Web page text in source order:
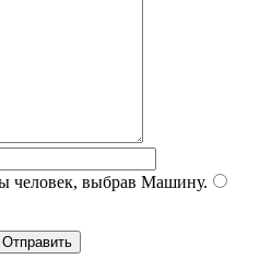
человек, выбрав Машину.